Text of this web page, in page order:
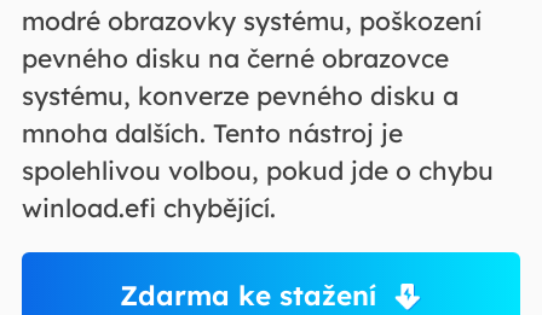
modré obrazovky systému, poškození
pevného disku na černé obrazovce
systému, konverze pevného disku a
mnoha dalších. Tento nástroj je
spolehlivou volbou, pokud jde o chybu
winload.efi chybějící.
Zdarma ke stažení